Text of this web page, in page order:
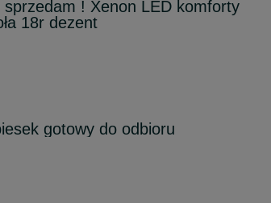
! Xenon LED komforty
18r dezent
gotowy do odbioru